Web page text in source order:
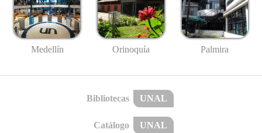
Medellín Orinoquía Palmira
Bibliotecas UNAL
Catálogo UNAL